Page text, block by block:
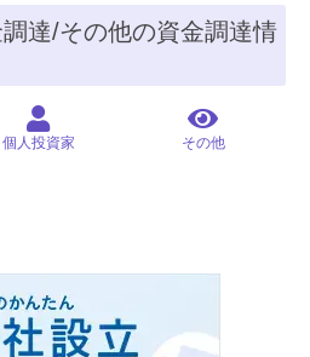
達/その他の資金調達情
個人投資家 その他